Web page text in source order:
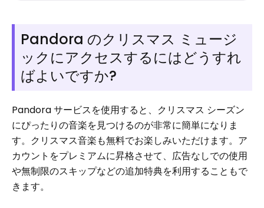
Pandora のクリスマス ミュージ
ックにアクセスするにはどうすれ
ばよいですか?
Pandora サービスを使用すると、クリスマス シーズン
にぴったりの音楽を見つけるのが非常に簡単になりま
す。クリスマス音楽も無料でお楽しみいただけます。ア
カウントをプレミアムに昇格させて、広告なしでの使用
や無制限のスキップなどの追加特典を利用することもで
きます。